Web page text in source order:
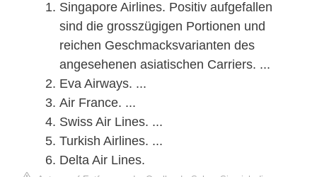
Singapore Airlines. Positiv aufgefallen
sind die grosszügigen Portionen und
reichen Geschmacksvarianten des
angesehenen asiatischen Carriers. ...
Eva Airways. ...
Air France. ...
Swiss Air Lines. ...
Turkish Airlines. ...
Delta Air Lines.